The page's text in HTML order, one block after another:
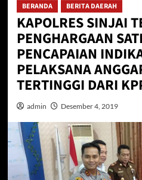
BERANDA BERITA DAERAH
KAPOLRES SINJAI
PENGHARGAAN
PENCAPAIAN
PELAKSANA
TERTINGGI DARI
admin Desember 4, 2019